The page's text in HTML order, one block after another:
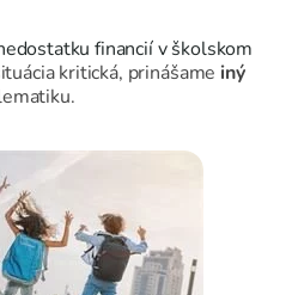
financií v školskom
kritická, prinášame iný